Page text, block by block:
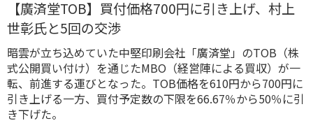
【廣済堂TOB】買付価格700円に引き上げ、村上
世彰氏と5回の交渉
暗雲が立ち込めていた中堅印刷会社「廣済堂」のTOB（株
式公開買い付け）を通じたMBO（経営陣による買収）が一
転、前進する運びとなった。TOB価格を610円から700円に
引き上げる一方、買付予定数の下限を66.67％から50％に引
き下げた。